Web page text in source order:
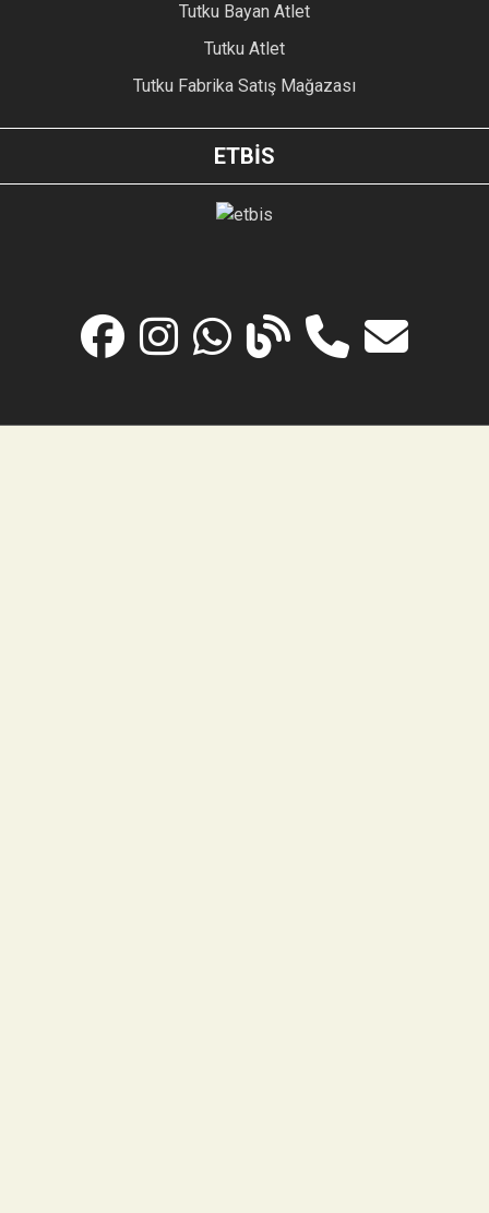
Tutku Bayan Atlet
Tutku Atlet
Tutku Fabrika Satış Mağazası
ETBİS